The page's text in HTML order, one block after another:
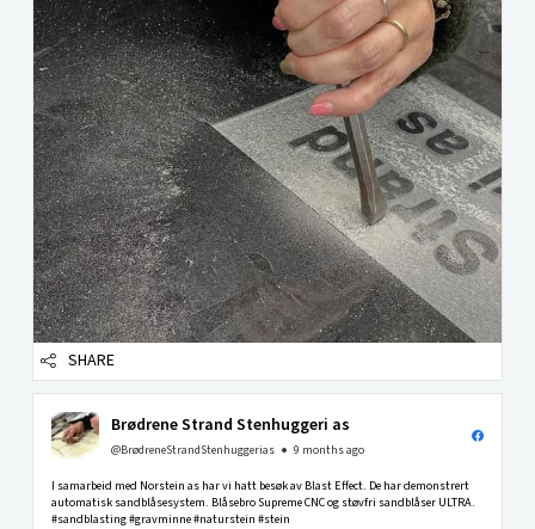
SHARE
Brødrene Strand Stenhuggeri as
@BrødreneStrandStenhuggerias 9 months ago
I samarbeid med Norstein as har vi hatt besøk av Blast Effect. De har demonstrert
automatisk sandblåsesystem. Blåsebro Supreme CNC og støvfri sandblåser ULTRA.
#sandblasting #gravminne #naturstein #stein